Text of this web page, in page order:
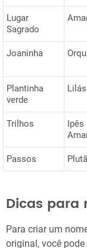
Lugar
Sagrado
Joaninha
Plantinha
verde
Lilás
Trilhos
Ipês
Passos
Dicas para
Para criar um
original, você